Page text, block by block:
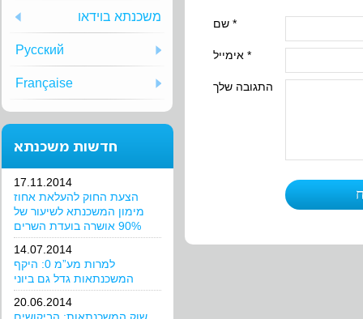
משכנתא בוידאו
Русский
Française
חדשות משכנתא
17.11.2014
הצעת החוק להעלאת אחוז
מימון המשכנתא לשיעור של
90% אושרה בועדת השרים
14.07.2014
למרות מע”מ 0: היקף
המשכנתאות גדל גם ביוני
20.06.2014
שם *
אימייל *
התגובה שלך